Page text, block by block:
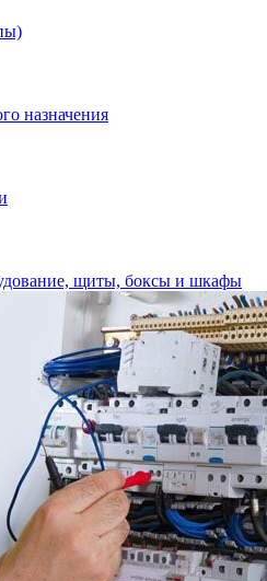
назначения
щиты, боксы и шкафы